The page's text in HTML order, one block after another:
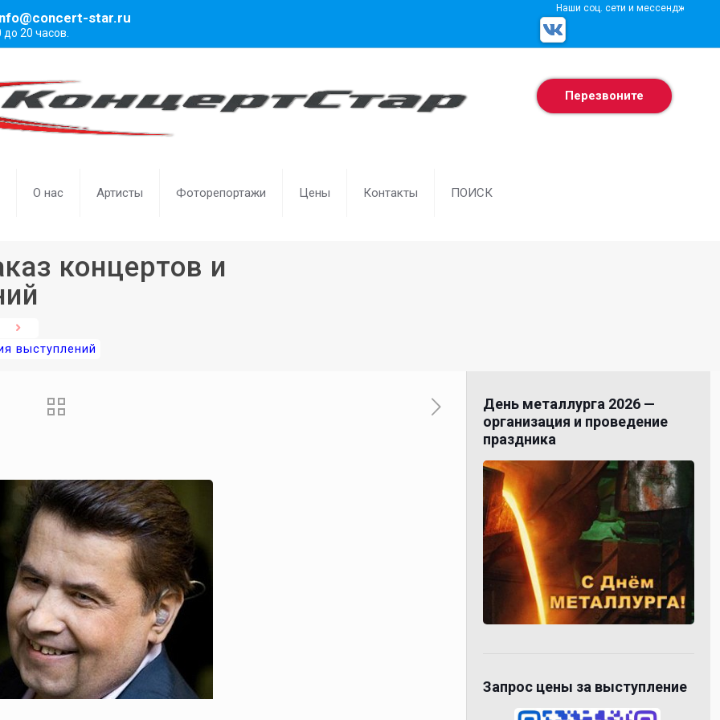
star.ru
до 20 часов.
Наши соц. сети и мессенджеры
О нас Артисты Фоторепортажи Цены Контакты ПОИСК
Перезвоните
концертов и
выступлений
День металлурга 2026 —
организация и проведение
праздника
Запрос цены за выступление